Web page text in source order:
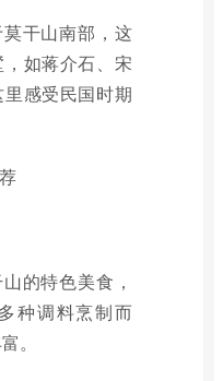
干山南部，这
如蒋介石、宋
感受民国时期
的特色美食，
种调料烹制而
。